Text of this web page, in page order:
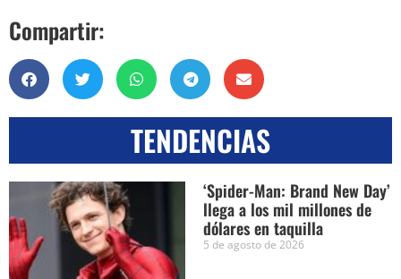
Compartir:
TENDENCIAS
‘Spider-Man: Brand New Day’
llega a los mil millones de
dólares en taquilla
5 de agosto de 2026